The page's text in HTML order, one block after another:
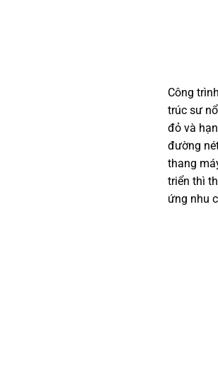
Công
trúc sư
đỏ và
đường
thang
triển thì
ứng nhu